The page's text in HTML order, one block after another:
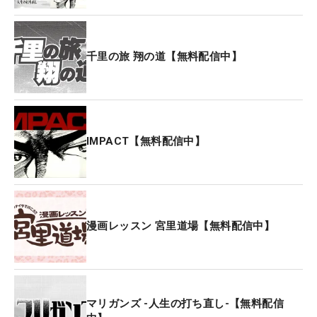
千里の旅 翔の道【無料配信中】
IMPACT【無料配信中】
漫画レッスン 宮里道場【無料配信中】
マリガンズ -人生の打ち直し-【無料配信